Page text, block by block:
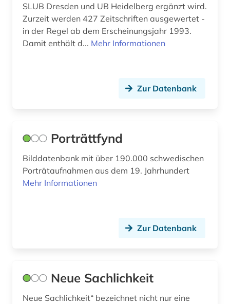
SLUB Dresden und UB Heidelberg ergänzt wird.
Zurzeit werden 427 Zeitschriften ausgewertet -
in der Regel ab dem Erscheinungsjahr 1993.
Damit enthält d... Mehr Informationen
Zur Datenbank
Porträttfynd
Bilddatenbank mit über 190.000 schwedischen
Porträtaufnahmen aus dem 19. Jahrhundert
Mehr Informationen
Zur Datenbank
Neue Sachlichkeit
Neue Sachlichkeit“ bezeichnet nicht nur eine